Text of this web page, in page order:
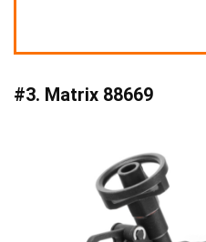
#3. Matrix 88669